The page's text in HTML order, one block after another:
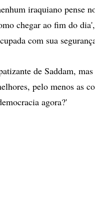
iraquiano pense
chegar ao fim do
com sua
de Saddam,
pelo menos as
agora?'